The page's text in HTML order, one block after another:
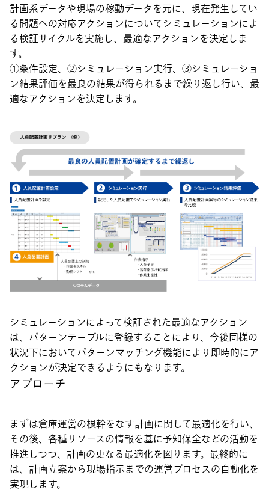
計画系データや現場の稼動データを元に、現在発生してい
る問題への対応アクションについてシミュレーションによ
る検証サイクルを実施し、最適なアクションを決定しま
す。
①条件設定、②シミュレーション実行、③シミュレーショ
ン結果評価を最良の結果が得られるまで繰り返し行い、最
適なアクションを決定します。
シミュレーションによって検証された最適なアクション
は、パターンテーブルに登録することにより、今後同様の
状況下においてパターンマッチング機能により即時的にア
クションが決定できるようにもなります。
アプローチ
まずは倉庫運営の根幹をなす計画に関して最適化を行い、
その後、各種リソースの情報を基に予知保全などの活動を
推進しつつ、計画の更なる最適化を図ります。最終的に
は、計画立案から現場指示までの運営プロセスの自動化を
実現します。